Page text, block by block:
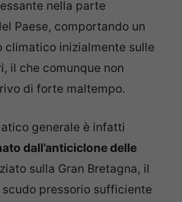
nella parte
Paese, comportando un
climatico inizialmente sulle
il che comunque non
di forte maltempo.
generale è infatti
dall’anticiclone delle
sulla Gran Bretagna, il
pressorio sufficiente